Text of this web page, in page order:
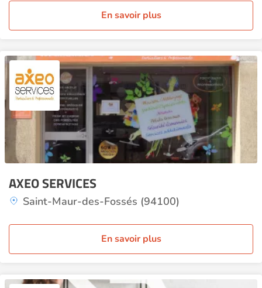
En savoir plus
AXEO SERVICES
Saint-Maur-des-Fossés (94100)
En savoir plus